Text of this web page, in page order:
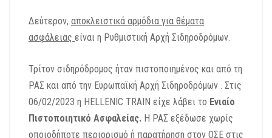
Δεύτερον, αποκλειστικά αρμόδια για θέματα
ασφάλειας είναι η Ρυθμιστική Αρχή Σιδηροδρόμων.
Τρίτον σιδηρόδρομος ήταν πιστοποιημένος και από τη
ΡΑΣ και από την Ευρωπαϊκή Αρχή Σιδηροδρόμων . Στις
06/02/2023 η HELLENIC TRAIN είχε λάβει το Ενιαίο
Πιστοποιητικό Ασφαλείας. Η ΡΑΣ εξέδωσε χωρίς
οποιοδήποτε περιορισμό ή παρατήρηση στον ΟΣΕ στις